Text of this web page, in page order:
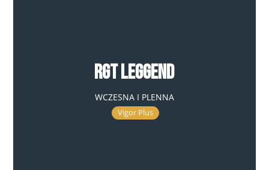
RGT Leggend
WCZESNA I PLENNA
Vigor Plus